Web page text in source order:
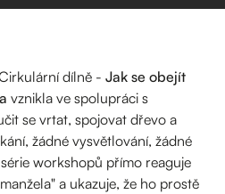
dílně - Jak se obejít
vznikla ve spolupráci s
se vrtat, spojovat dřevo a
žádné vysvětlování, žádné
workshopů přímo reaguje
a ukazuje, že ho prostě